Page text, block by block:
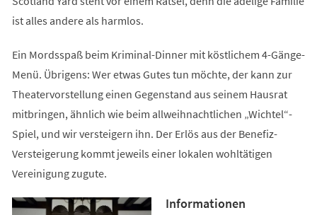
ist alles andere als harmlos.
Ein Mordsspaß beim Kriminal-Dinner mit köstlichem 4-Gänge-
Menü. Übrigens: Wer etwas Gutes tun möchte, der kann zur
Theatervorstellung einen Gegenstand aus seinem Hausrat
mitbringen, ähnlich wie beim allweihnachtlichen „Wichtel“-
Spiel, und wir versteigern ihn. Der Erlös aus der Benefiz-
Versteigerung kommt jeweils einer lokalen wohltätigen
Vereinigung zugute.
Informationen